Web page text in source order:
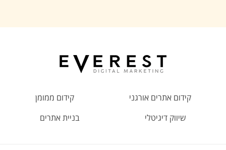
קידום אתרים אורגני
קידום ממומן
שיווק דיגיטלי
בניית אתרים